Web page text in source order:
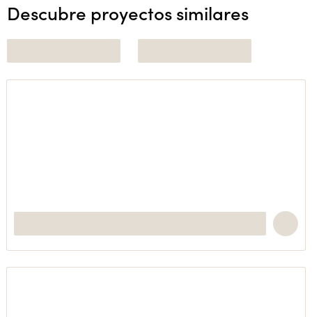
Descubre proyectos similares